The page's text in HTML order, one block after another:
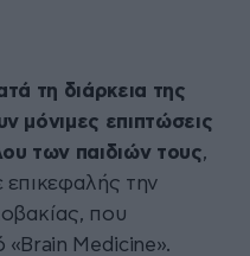
τη διάρκεια της
μόνιμες επιπτώσεις
των παιδιών τους,
επικεφαλής την
που
«Brain Medicine».